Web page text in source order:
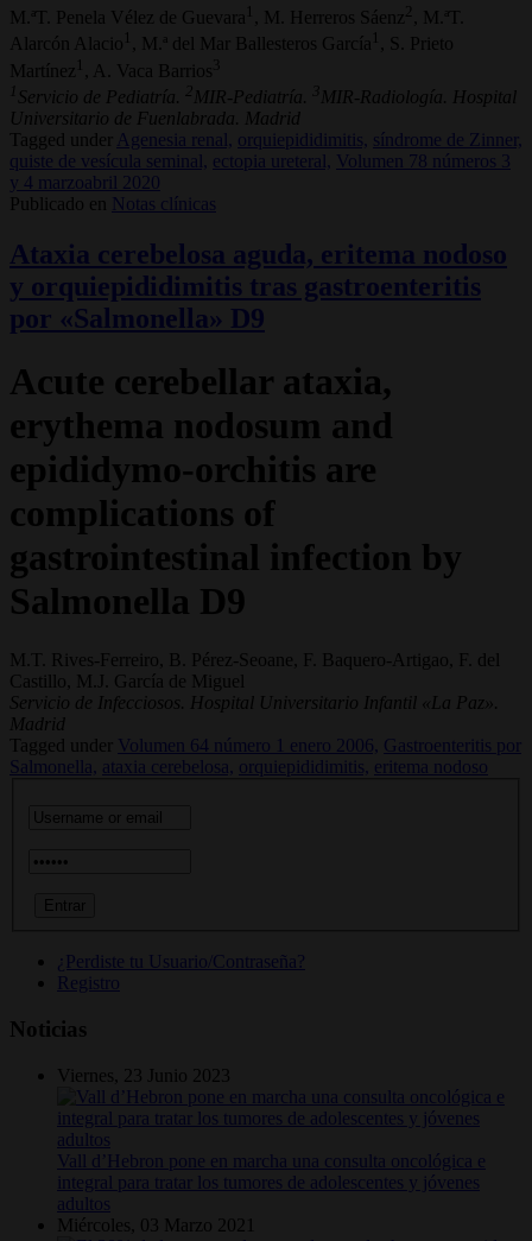
M.ªT. Penela Vélez de Guevara 1 , M. Herreros Sáenz
, M.ªT.
Alarcón Alacio 1 , M.ª del Mar Ballesteros García 1
, S. Prieto
Martínez 1 , A. Vaca Barrios 3
1 Servicio de Pediatría. 2 MIR-Pediatría. 3 MIR-Radiología. Hospital
Universitario de Fuenlabrada. Madrid
Tagged under
Agenesia renal, orquiepididimitis, síndrome de Zinner,
quiste de vesícula seminal,
ectopia ureteral,
Volumen 78 números 3
y 4 marzoabril 2020
Publicado en
Notas clínicas
Ataxia cerebelosa aguda, eritema nodoso
y orquiepididimitis tras gastroenteritis
por «Salmonella» D9
Acute cerebellar ataxia,
erythema nodosum and
epididymo-orchitis are
complications of
gastrointestinal infection by
Salmonella D9
M.T. Rives-Ferreiro, B. Pérez-Seoane, F. Baquero-Artigao, F. del
Castillo, M.J. García de Miguel
Servicio de Infecciosos. Hospital Universitario Infantil «La Paz».
Madrid
Tagged under
Volumen 64 número 1 enero 2006, Gastroenteritis por
Salmonella, ataxia cerebelosa, orquiepididimitis, eritema nodoso
¿Perdiste tu Usuario/Contraseña?
Registro
Noticias
Viernes, 23 Junio 2023
Vall d’Hebron pone en marcha una consulta oncológica e
integral para tratar los tumores de adolescentes y jóvenes
adultos
Miércoles, 03 Marzo 2021